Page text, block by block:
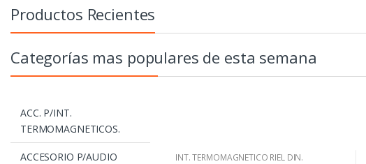
Productos Recientes
Categorías mas populares de esta semana
ACC. P/INT.
TERMOMAGNETICOS.
ACCESORIO P/AUDIO INT. TERMOMAGNETICO RIEL DIN.